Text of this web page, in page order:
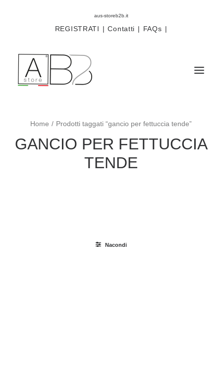
aus-storeb2b.it
REGISTRATI | Contatti | FAQs |
Sistemi
Componenti
Home Prodotti taggati “gancio per fettuccia tende”
GANCIO PER FETTUCCIA
TENDE
Nacondi